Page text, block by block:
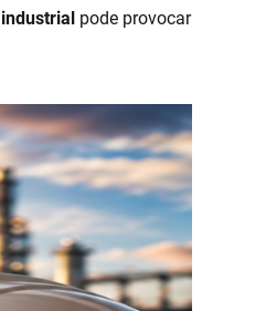
pode provocar